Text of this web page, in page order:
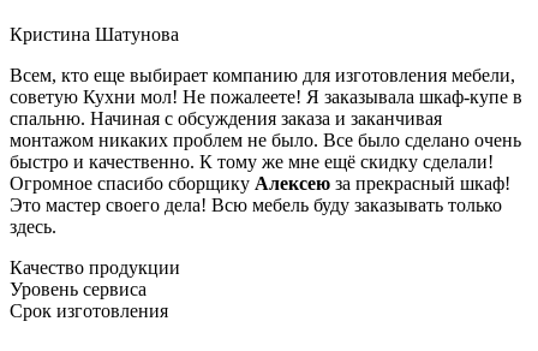
Кристина Шатунова
Всем, кто еще выбирает компанию для изготовления мебели,
советую Кухни мол! Не пожалеете! Я заказывала шкаф-купе в
спальню. Начиная с обсуждения заказа и заканчивая
монтажом никаких проблем не было. Все было сделано очень
быстро и качественно. К тому же мне ещё скидку сделали!
Огромное спасибо сборщику Алексею за прекрасный шкаф!
Это мастер своего дела! Всю мебель буду заказывать только
здесь.
Качество продукции
Уровень сервиса
Срок изготовления